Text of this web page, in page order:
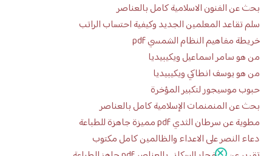
بحث عن الفنون الاسلامية كامل بالعناصر
سلم تقاعد المعلمين الجديد وكيفية احتساب الراتب
خريطة مفاهيم النظام الشمسي pdf
من هو سامر اسماعيل ويكيبيديا
من هو يوسف انطاكي ويكيبيديا
حبوب موسيجور لتكبير المؤخرة
بحث عن المنمنمات الإسلامية كامل بالعناصر
مطوية عن سرطان الثدي pdf مميزة جاهزة للطباعة
دعاء النصر على الاعداء والظالمين كامل مكتوب